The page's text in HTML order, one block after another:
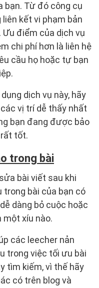
bạn. Từ đó công cụ
kết vi phạm bản
điểm của dịch vụ
chi phí hơn là liên hệ
cầu họ hoặc tự bạn
dịch vụ này, hãy
vị trí dễ thấy nhất
bạn đang được bảo
tốt.
trong bài
bài viết sau khi
trong bài của bạn có
dàng bỏ cuộc hoặc
một xíu nào.
các leecher nản
trong việc tối ưu bài
tìm kiếm, vì thế hãy
có trên blog và